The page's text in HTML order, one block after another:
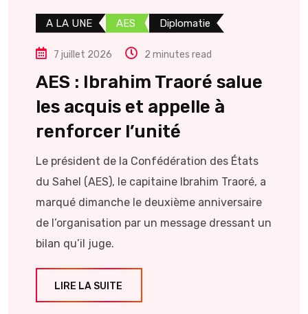
A LA UNE AES Diplomatie
7 juillet 2026 2 minutes read
AES : Ibrahim Traoré salue
les acquis et appelle à
renforcer l’unité
Le président de la Confédération des États
du Sahel (AES), le capitaine Ibrahim Traoré, a
marqué dimanche le deuxième anniversaire
de l’organisation par un message dressant un
bilan qu’il juge.
LIRE LA SUITE